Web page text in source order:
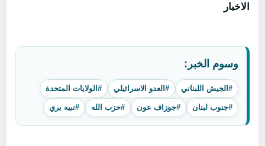
الاخبار
وسوم الخبر:
#الجيش اللبناني #العدو الاسرائيلي #الولايات المتحدة
#جنوب لبنان #جوزاف عون #حزب الله #نبيه بري